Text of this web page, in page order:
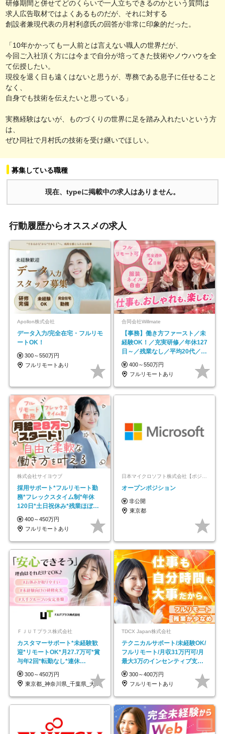
研修期間と併せてどのくらいで一人立ちできるのかという質問は
求人広告取材ではよくあるものだが、それに対する
創設者兼現代表の月村利彦氏の回答が非常に印象的だった。
「10年かかっても一人前とは言えない職人の世界だが、
今回ご入社頂く方には今まで自分が培ってきた技術やノウハウを全
て伝授したい。
現役を退く日も遠くはないと思うが、専務である息子に任せること
なく、
自身でも技術を伝えたいと思っている」
実務経験はないが、ものづくりの世界に足を踏み入れたいという方
は、
ぜひ同社で月村氏の技術を受け継いでほしい。
募集している職種
現在、typeに掲載中の求人はありません。
行動履歴からオススメの求人
Apollon株式会社
データ入力/完全在宅・フルリモ
ートOK！
300～550万円
フルリモートあり
合同会社Willmate
【事務】働き方ファースト／未
経験OK！／充実研修／年休127
日～／残業なし／平均20代／リ
モートOK
400～550万円
フルリモートあり
株式会社サイヨウブ
採用サポート*フルリモート勤
務*フレックスタイム制*年休
120日*土日祝休み*残業ほぼな
し*育児中社員8割以上
400～450万円
フルリモートあり
日本マイクロソフト株式会社【ポジションマッチ登録】
オープンポジション
非公開
東京都
ＦＪＵＴプラス株式会社
カスタマーサポート*未経験歓
迎*リモートOK*月27.7万可*賞
与年2回*転勤なし*連休
OK/ZE010232
300～450万円
東京都_神奈川県_千葉県_大阪府_愛知県…
TDCX Japan株式会社
テクニカルサポート/未経験OK/
フルリモート/月収31万円可/月
最大3万のインセンティブ支給/
平均年齢33歳
300～400万円
フルリモートあり